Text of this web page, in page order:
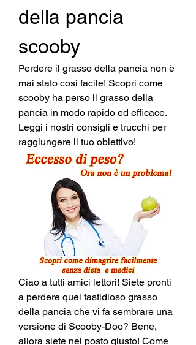
della pancia
scooby
Perdere il grasso della pancia non è
mai stato così facile! Scopri come
scooby ha perso il grasso della
pancia in modo rapido ed efficace.
Leggi i nostri consigli e trucchi per
raggiungere il tuo obiettivo!
Ciao a tutti amici lettori! Siete pronti
a perdere quel fastidioso grasso
della pancia che vi fa sembrare una
versione di Scooby-Doo? Bene,
allora siete nel posto giusto! Come